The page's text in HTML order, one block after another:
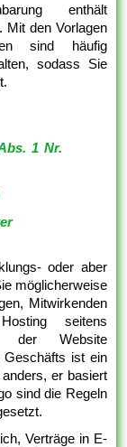
enthält
Mit den Vorlagen
sind häufig
sodass Sie
1 Nr.
oder aber
möglicherweise
Mitwirkenden
seitens
der Website
Geschäfts ist ein
er basiert
sind die Regeln
Verträge in E-